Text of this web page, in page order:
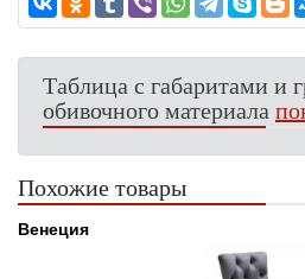
Таблица с габаритами и
обивочного материала
Похожие товары
Венеция